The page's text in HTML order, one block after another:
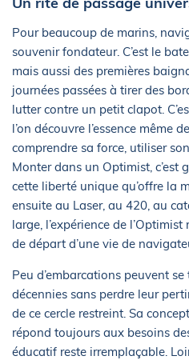
Pour beaucoup de marins,
souvenir fondateur. C’est le
mais aussi des premières
journées passées à tirer des
lutter contre un petit clapot.
l’on découvre l’essence même
comprendre sa force, utiliser
Monter dans un Optimist, c’est
cette liberté unique qu’offre la
ensuite au Laser, au 420, au
large, l’expérience de
de départ d’une vie de
Peu d’embarcations peuvent
décennies sans perdre leur
de ce cercle restreint. Sa
répond toujours aux besoins
éducatif reste irremplaçable.